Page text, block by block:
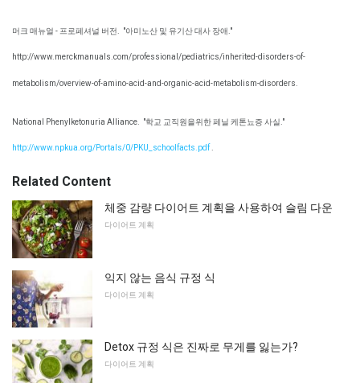
머크 매뉴얼 - 프로페셔널 버전. "아미노산 및 유기산 대사 장애."
http://www.merckmanuals.com/professional/pediatrics/inherited-disorders-of-
metabolism/overview-of-amino-acid-and-organic-acid-metabolism-disorders.
National Phenylketonuria Alliance. "학교 교직원을위한 페닐 케톤뇨증 사실."
http://www.npkua.org/Portals/0/PKU_schoolfacts.pdf
Related Content
체중 감량 다이어트 계획을 사용하여 슬림 다운
다이어트 계획
익지 않는 음식 규정 식
다이어트 계획
Detox 규정 식은 진짜로 무게를 잃는가?
다이어트 계획